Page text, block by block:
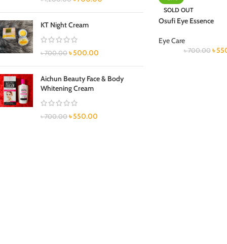
KT Night Cream
৳700.00 ৳500.00
Aichun Beauty Face & Body
Whitening Cream
৳700.00 ৳550.00
SOLD OUT
Osufi Eye Essence
Eye Care
৳700.00 ৳